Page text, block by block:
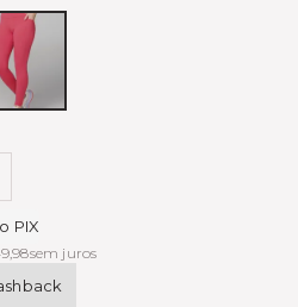
BRIGTH
CORAL
sem juros
PIX